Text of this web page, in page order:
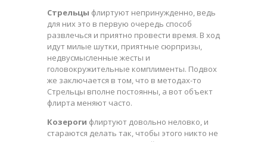
Стрельцы флиртуют непринужденно, ведь
для них это в первую очередь способ
развлечься и приятно провести время. В ход
идут милые шутки, приятные сюрпризы,
недвусмысленные жесты и
головокружительные комплименты. Подвох
же заключается в том, что в методах-то
Стрельцы вполне постоянны, а вот объект
флирта меняют часто.
Козероги флиртуют довольно неловко, и
стараются делать так, чтобы этого никто не